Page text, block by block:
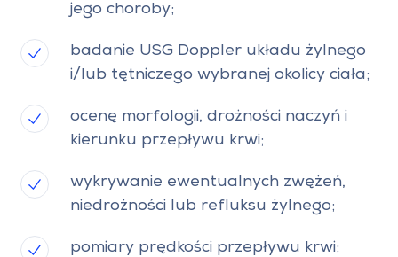
jego choroby;
badanie USG Doppler układu żylnego
i/lub tętniczego wybranej okolicy ciała;
ocenę morfologii, drożności naczyń i
kierunku przepływu krwi;
wykrywanie ewentualnych zwężeń,
niedrożności lub refluksu żylnego;
pomiary prędkości przepływu krwi;